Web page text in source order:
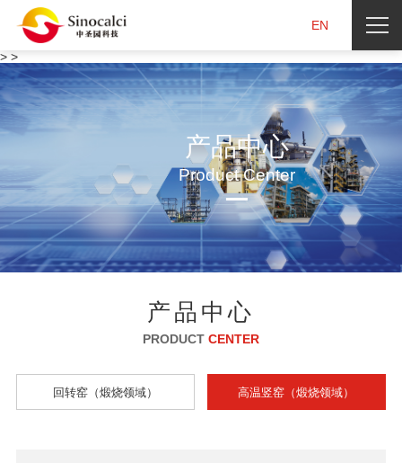
> >
EN
产品中心
Product Center
产品中心
PRODUCT CENTER
回转窑（煅烧领域） 高温竖窑 （煅烧领域）